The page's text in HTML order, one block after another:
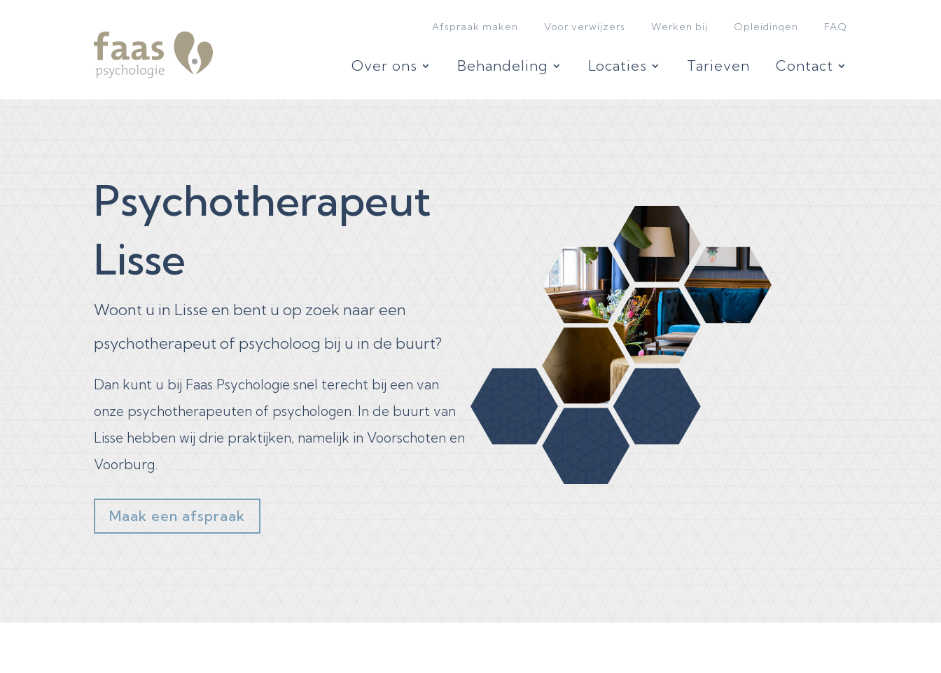
Afspraak maken Voor verwijzers Werken bij Opleidingen FAQ
Over ons Behandeling Locaties Tarieven Contact
Psychotherapeut
Lisse
Woont u in Lisse en bent u op zoek naar een
psychotherapeut of psycholoog bij u in de buurt?
Dan kunt u bij Faas Psychologie snel terecht bij een van
onze psychotherapeuten of psychologen. In de buurt van​
Lisse hebben wij drie praktijken, namelijk in Voorschoten en
Voorburg.​
Maak een afspraak